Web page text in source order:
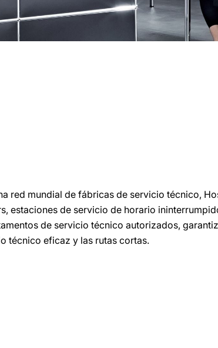
red mundial de fábricas de servicio técnico,
estaciones de servicio de horario
de servicio técnico autorizados,
técnico eficaz y las rutas cortas.